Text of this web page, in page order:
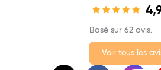
Basé sur 62 avis.
Voir tous les